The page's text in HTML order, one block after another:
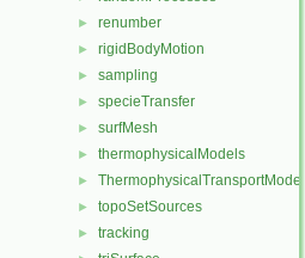
► renumber
► rigidBodyMotion
► sampling
► specieTransfer
► surfMesh
► thermophysicalModels
► ThermophysicalTransportModels
► topoSetSources
► tracking